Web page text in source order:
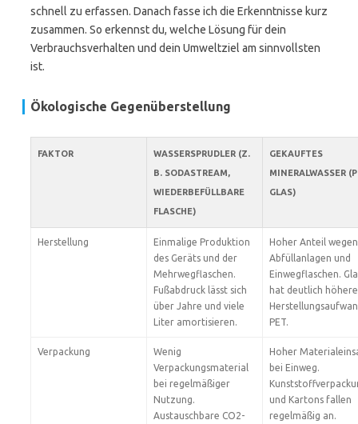
schnell zu erfassen. Danach fasse ich die Erkenntnisse kurz
zusammen. So erkennst du, welche Lösung für dein
Verbrauchsverhalten und dein Umweltziel am sinnvollsten
ist.
Ökologische Gegenüberstellung
FAKTOR
WASSERSPRUDLER (Z.
B. SODASTREAM,
WIEDERBEFÜLLBARE
FLASCHE)
GEKAUFTES
MINERALWASSER
GLAS)
Herstellung
Einmalige Produktion
des Geräts und der
Mehrwegflaschen.
Fußabdruck lässt sich
über Jahre und viele
Liter amortisieren.
Hoher Anteil wegen
Abfüllanlagen und
Einwegflaschen.
hat deutlich
PET.
Verpackung
Wenig
Verpackungsmaterial
bei regelmäßiger
Nutzung.
Austauschbare CO2-
Hoher
bei Einweg.
und Kartons fallen
regelmäßig an.